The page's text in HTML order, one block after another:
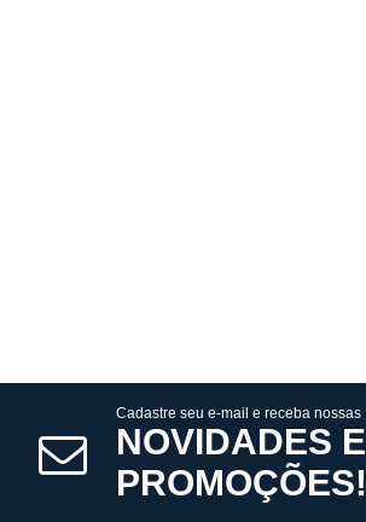
Cadastre seu e-mail e receba nossas
NOVIDADES E
PROMOÇÕES!